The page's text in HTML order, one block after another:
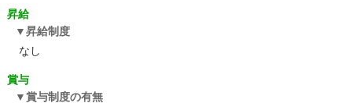
昇給
昇給制度
なし
賞与
賞与制度の有無